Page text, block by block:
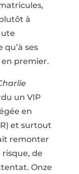
à
ses
en premier.
un VIP
en
et surtout
remonter
de
Onze